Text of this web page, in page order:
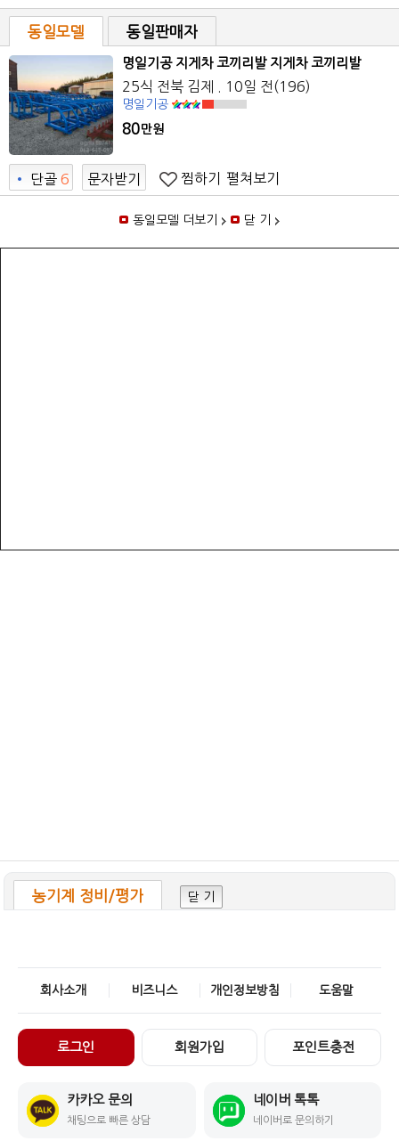
동일모델 동일판매자
명일기공 지게차 코끼리발 지게차 코끼리발
25식 전북 김제 . 10일 전(196)
명일기공
80만원
• 단골 6
1
문자받기 찜하기 펼쳐보기
동일모델 더보기 닫 기
농기계 정비/평가 닫 기
회사소개 비즈니스 개인정보방침 도움말
로그인 회원가입 포인트충전
카카오 문의
채팅으로 빠른 상담
네이버 톡톡
네이버로 문의하기